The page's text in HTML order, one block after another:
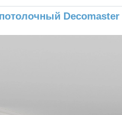
Decomaster